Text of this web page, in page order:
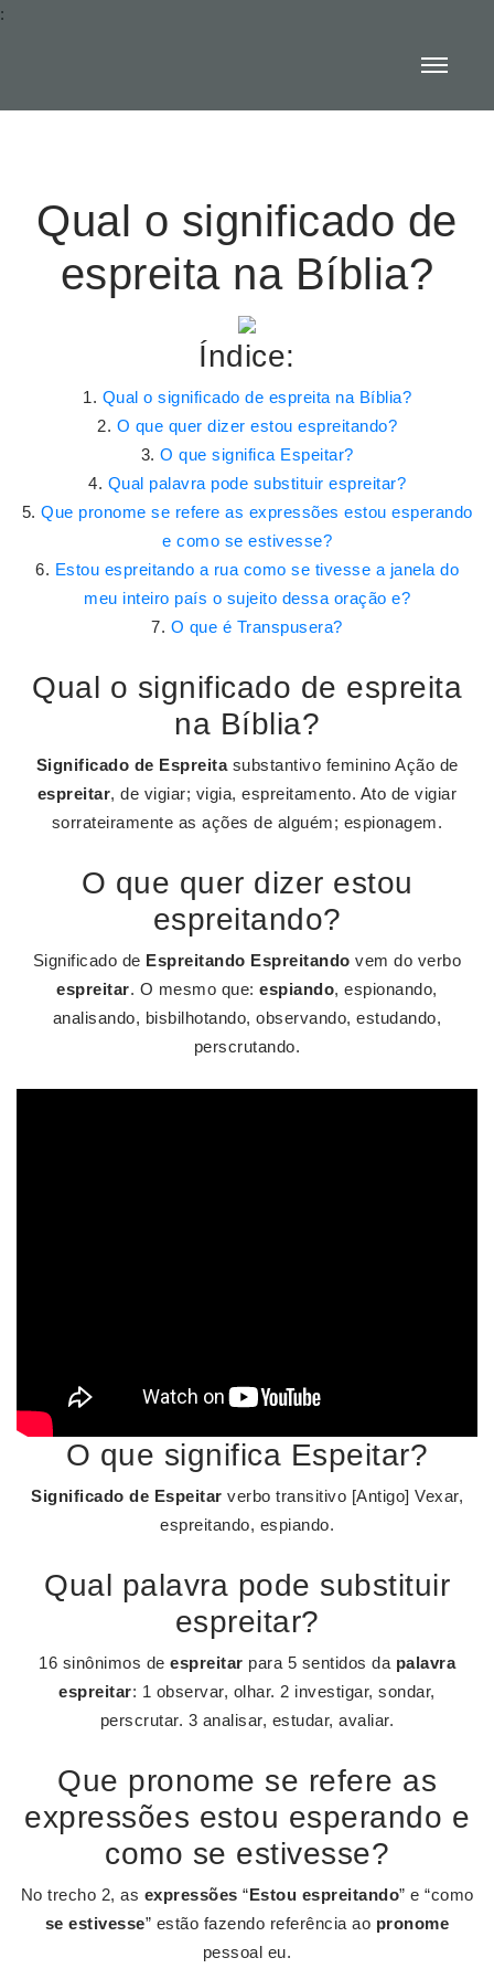
:
Qual o significado de
espreita na Bíblia?
Índice:
Qual o significado de espreita na Bíblia?
O que quer dizer estou espreitando?
O que significa Espeitar?
Qual palavra pode substituir espreitar?
Que pronome se refere as expressões estou esperando
e como se estivesse?
Estou espreitando a rua como se tivesse a janela do
meu inteiro país o sujeito dessa oração e?
O que é Transpusera?
Qual o significado de espreita
na Bíblia?
Significado de Espreitasubstantivo feminino Ação de
espreitar, de vigiar; vigia, espreitamento. Ato de vigiar
sorrateiramente as ações de alguém; espionagem.
O que quer dizer estou
espreitando?
Significado de Espreitando Espreitando vem do verbo
espreitar. O mesmo que:espiando, espionando,
analisando, bisbilhotando, observando, estudando,
perscrutando.
O que significa Espeitar?
Significado de Espeitar verbo transitivo [Antigo] Vexar,
espreitando, espiando.
Qual palavra pode substituir
espreitar?
16 sinônimos de espreitar para 5 sentidos da palavra
espreitar: 1 observar, olhar. 2 investigar, sondar,
perscrutar. 3 analisar, estudar, avaliar.
Que pronome se refere as
expressões estou esperando e
como se estivesse?
No trecho 2, as expressões “Estou espreitando” e “como
se estivesse” estão fazendo referência ao pronome
pessoal eu.